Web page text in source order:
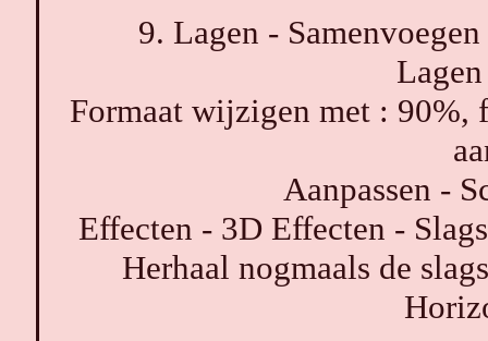
9. Lagen -
Formaat wijzigen met :
Aanpassen -
Effecten - 3D Effecten -
Herhaal nogmaals de